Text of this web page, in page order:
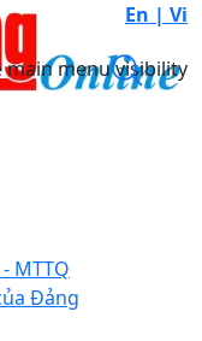
En | Vi
main menu visibility
MTTQ
Đảng